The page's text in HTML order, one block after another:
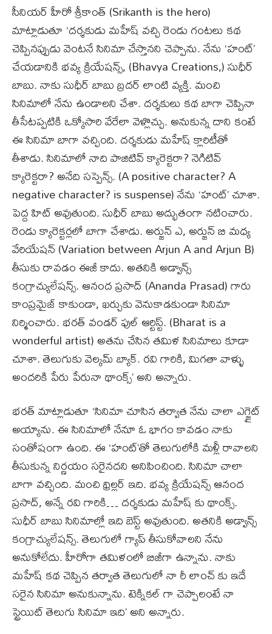
సీనియర్ హీరో శ్రీకాంత్ (Srikanth is the hero)
మాట్లాడుతూ ‘దర్శకుడు మహేష్ వచ్చి రెండు గంటలు కథ
చెప్పినప్పుడు వెంటనే సినిమా చేస్తానని చెప్పాను. నేను ‘హంట్’
చేయడానికి భవ్య క్రియేషన్స్, (Bhavya Creations,) సుధీర్
బాబు. నాకు సుధీర్ బాబు బ్రదర్ లాంటి వ్యక్తి. మంచి
సినిమాలో నేను ఉండాలని చేశా. దర్శకులు కథ బాగా చెప్పినా
తీసేటప్పటికి ఒక్కోసారి వేరేలా వెళ్లొచ్చు. అనుకున్న దాని కంటే
ఈ సినిమా బాగా వచ్చింది. దర్శకుడు మహేష్ క్లారిటీతో
తీశాడు. సినిమాలో నాది పాజిటివ్ క్యారెక్టరా? నెగిటివ్
క్యారెక్టరా? అనేది సస్పెన్స్. (A positive character? A
negative character? is suspense) నేను ‘హంట్’ చూశా.
పెద్ద హిట్ అవుతుంది. సుధీర్ బాబు అద్భుతంగా నటించారు.
రెండు క్యారెక్టర్లలో బాగా చేశాడు. అర్జున్ ఎ, అర్జున్ బి మధ్య
వేరియేషన్ (Variation between Arjun A and Arjun B)
తీసుకు రావడం ఈజీ కాదు. అతనికి అడ్వాన్స్
కంగ్రాచ్యులేషన్స్. ఆనంద ప్రసాద్ (Ananda Prasad) గారు
కాంప్రమైజ్ కాకుండా, ఖర్చుకు వెనుకాడకుండా సినిమా
నిర్మించారు. భరత్ వండర్ ఫుల్ ఆర్టిస్ట్. (Bharat is a
wonderful artist) అతను చేసిన తమిళ సినిమాలు కూడా
చూశా. తెలుగుకు వెల్కమ్ బ్యాక్. రవి గారికి, మిగతా వాళ్ళు
అందరికి పేరు పేరునా థాంక్స్’ అని అన్నారు.
భరత్ మాట్లాడుతూ ‘సినిమా చూసిన తర్వాత నేను చాలా ఎగ్జైట్
అయ్యాను. ఈ సినిమాలో నేనూ ఓ భాగం కావడం నాకు
సంతోషంగా ఉంది. ఈ ‘హంట్’తో తెలుగులోకి మళ్లీ రావాలని
తీసుకున్న నిర్ణయం సరైనదని అనిపించింది. సినిమా చాలా
బాగా వచ్చింది. మంచి థ్రిల్లర్ ఇది. భవ్య క్రియేషన్స్ ఆనంద
ప్రసాద్, అన్నే రవి గారికి… దర్శకుడు మహేష్ కు థాంక్స్.
సుధీర్ బాబు సినిమాల్లో ఇది బెస్ట్ అవుతుంది. అతనికి అడ్వాన్స్
కంగ్రాచ్యులేషన్స్. తెలుగులో గ్యాప్ తీసుకోవాలని నేను
అనుకోలేదు. హీరోగా తమిళంలో బిజీగా ఉన్నాను. నాకు
మహేష్ కథ చెప్పిన తర్వాత తెలుగులో నా రీ లాంచ్ కు ఇదే
సరైన సినిమా అనుకున్నాను. టెక్నికల్ గా చెప్పాలంటే నా
స్ట్రెయిట్ తెలుగు సినిమా ఇది’ అని అన్నారు.